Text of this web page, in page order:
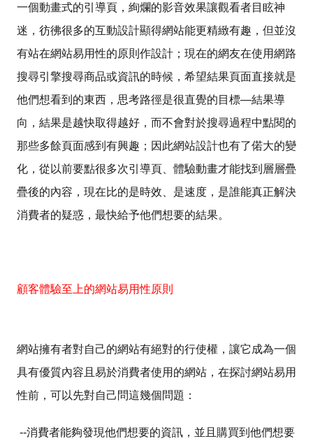
一個動畫式的引導頁，絢爛的影音效果讓觀看者目眩神
迷，彷彿很多的互動設計顯得網站能更精緻有趣，但並沒
有站在網站易用性的原則作設計；現在的網友在使用網路
搜尋引擎搜尋商品或資訊的時候，希望結果頁面直接就是
他們想看到的東西，思考路徑是很直覺的目標—結果導
向，結果是越快取得越好，而不會對於搜尋過程中點閱的
那些多餘頁面感到有興趣；因此網站設計也有了偌大的變
化，從以前要點很多次引導頁、體驗動畫才能找到層層疊
疊後的內容，現在比的是時效、是速度，是誰能真正解決
消費者的疑惑，最快給予他們想要的結果。
顧客體驗至上的網站易用性原則
網站擁有者對自己的網站有絕對的行使權，讓它成為一個
具有優質內容且易於消費者使用的網站，在探討網站易用
性前，可以先對自己問這幾個問題：
--消費者能夠發現他們想要的資訊，並且購買到他們想要